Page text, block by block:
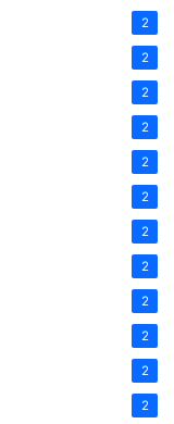
2
2
2
2
2
2
2
2
2
2
2
2